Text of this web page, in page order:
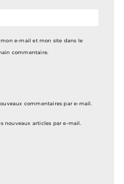
e-mail et mon site dans le
commentaire.
commentaires par e-mail.
nouveaux articles par e-mail.